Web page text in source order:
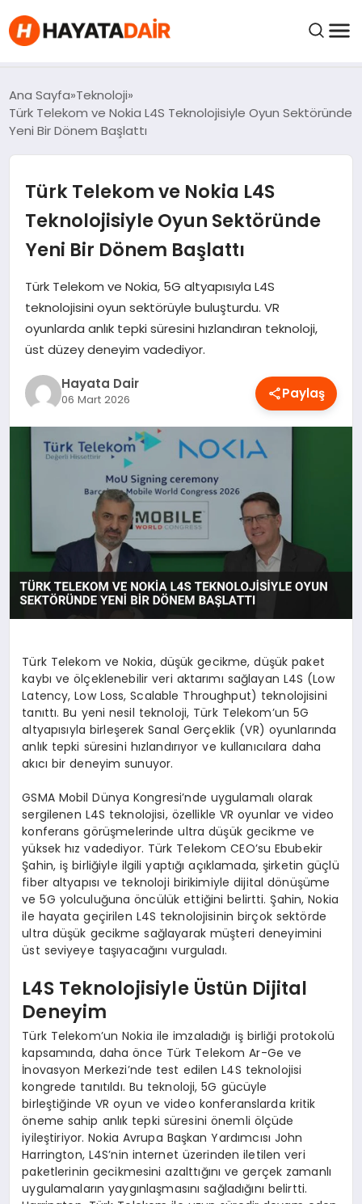
FIYATLAR
HABERLER
İNCELEMELER
KRIPTO PARALAR
KIMDIR?
NEDIR?
OYUN
RÜYA TABIRLERI
Ana Sayfa Teknoloji
Türk Telekom ve Nokia L4S Teknolojisiyle Oyun Sektöründe
Yeni Bir Dönem Başlattı
Türk Telekom ve Nokia L4S
Teknolojisiyle Oyun Sektöründe
Yeni Bir Dönem Başlattı
Türk Telekom ve Nokia, 5G altyapısıyla L4S
teknolojisini oyun sektörüyle buluşturdu. VR
oyunlarda anlık tepki süresini hızlandıran teknoloji,
üst düzey deneyim vadediyor.
Hayata Dair
06 Mart 2026 Paylaş
Türk Telekom ve Nokia, düşük gecikme, düşük paket
kaybı ve ölçeklenebilir veri aktarımı sağlayan L4S (Low
Latency, Low Loss, Scalable Throughput) teknolojisini
tanıttı. Bu yeni nesil teknoloji, Türk Telekom’un 5G
altyapısıyla birleşerek Sanal Gerçeklik (VR) oyunlarında
anlık tepki süresini hızlandırıyor ve kullanıcılara daha
akıcı bir deneyim sunuyor.
GSMA Mobil Dünya Kongresi’nde uygulamalı olarak
sergilenen L4S teknolojisi, özellikle VR oyunlar ve video
konferans görüşmelerinde ultra düşük gecikme ve
yüksek hız vadediyor. Türk Telekom CEO’su Ebubekir
Şahin, iş birliğiyle ilgili yaptığı açıklamada, şirketin güçlü
fiber altyapısı ve teknoloji birikimiyle dijital dönüşüme
ve 5G yolculuğuna öncülük ettiğini belirtti. Şahin, Nokia
ile hayata geçirilen L4S teknolojisinin birçok sektörde
ultra düşük gecikme sağlayarak müşteri deneyimini
üst seviyeye taşıyacağını vurguladı.
L4S Teknolojisiyle Üstün Dijital
Deneyim
Türk Telekom’un Nokia ile imzaladığı iş birliği protokolü
kapsamında, daha önce Türk Telekom Ar-Ge ve
İnovasyon Merkezi’nde test edilen L4S teknolojisi
kongrede tanıtıldı. Bu teknoloji, 5G gücüyle
birleştiğinde VR oyun ve video konferanslarda kritik
öneme sahip anlık tepki süresini önemli ölçüde
iyileştiriyor. Nokia Avrupa Başkan Yardımcısı John
Harrington, L4S’nin internet üzerinden iletilen veri
paketlerinin gecikmesini azalttığını ve gerçek zamanlı
uygulamaların yaygınlaşmasını sağladığını belirtti.